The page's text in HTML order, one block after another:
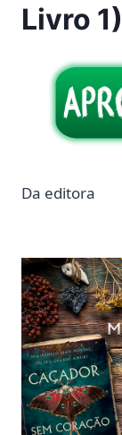
Livro 1)
Da editora